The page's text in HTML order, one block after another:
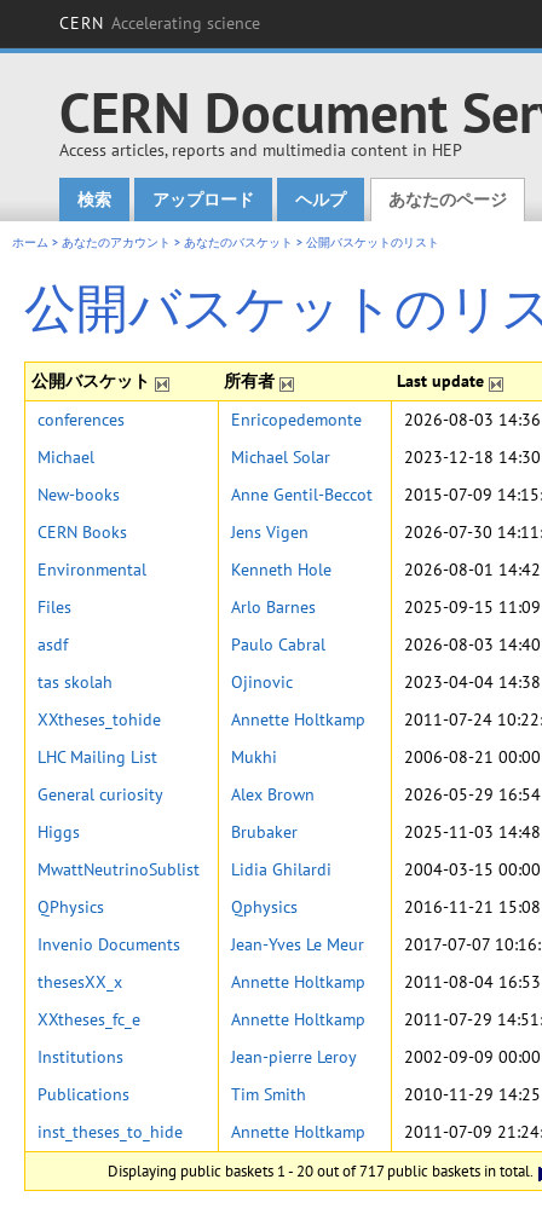
CERN Accelerating science
CERN Document
Access articles, reports and multimedia content in HEP
Main menu
検索 アップロード ヘルプ あなたのページ
ホーム > あなたのアカウント > あなたのバスケット > 公開バスケットのリスト
公開バスケットのリ
公開バスケット 所有者 Last update
Displaying public baskets 1 - 20 out of 717 public baskets in total.
conferences Enricopedemonte
2026-08-03
Michael
Michael Solar
2023-12-18
New-books
Anne Gentil-Beccot
2015-07-09
CERN Books
Jens Vigen
2026-07-30
Environmental
Kenneth Hole
2026-08-01
Files
Arlo Barnes
2025-09-15
asdf
Paulo Cabral
2026-08-03
tas skolah
Ojinovic
2023-04-04
XXtheses_tohide
Annette Holtkamp
2011-07-24
LHC Mailing List
Mukhi
2006-08-21
General curiosity
Alex Brown
2026-05-29
Higgs
Brubaker
2025-11-03
MwattNeutrinoSublist
Lidia Ghilardi
2004-03-15
QPhysics
Qphysics
2016-11-21
Invenio Documents
Jean-Yves Le Meur
2017-07-07
thesesXX_x
Annette Holtkamp
2011-08-04
XXtheses_fc_e
Annette Holtkamp
2011-07-29
Institutions
Jean-pierre Leroy
2002-09-09
Publications
Tim Smith
2010-11-29
inst_theses_to_hide
Annette Holtkamp 2011-07-09